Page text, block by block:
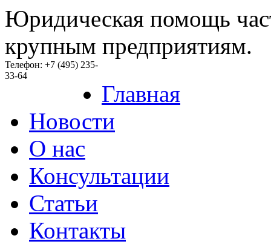
Юридическая помощь
крупным предприятиям.
Телефон: +7 (495) 235-
33-64
Главная
Новости
O нас
Консультации
Статьи
Контакты